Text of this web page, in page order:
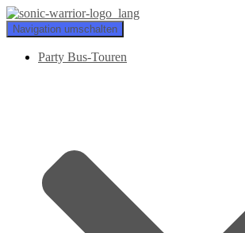
Navigation umschalten
Party Bus-Touren